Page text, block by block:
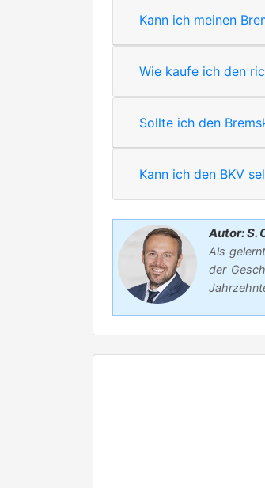
Kann ich meinen
Wie kaufe ich den
Sollte ich den
Kann ich den BKV
Autor: S.
Als
der